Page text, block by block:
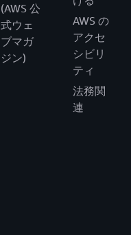
(AWS 公
式ウェ
ブマガ
ジン)
AWS の
アクセ
シビリ
ティ
法務関
連